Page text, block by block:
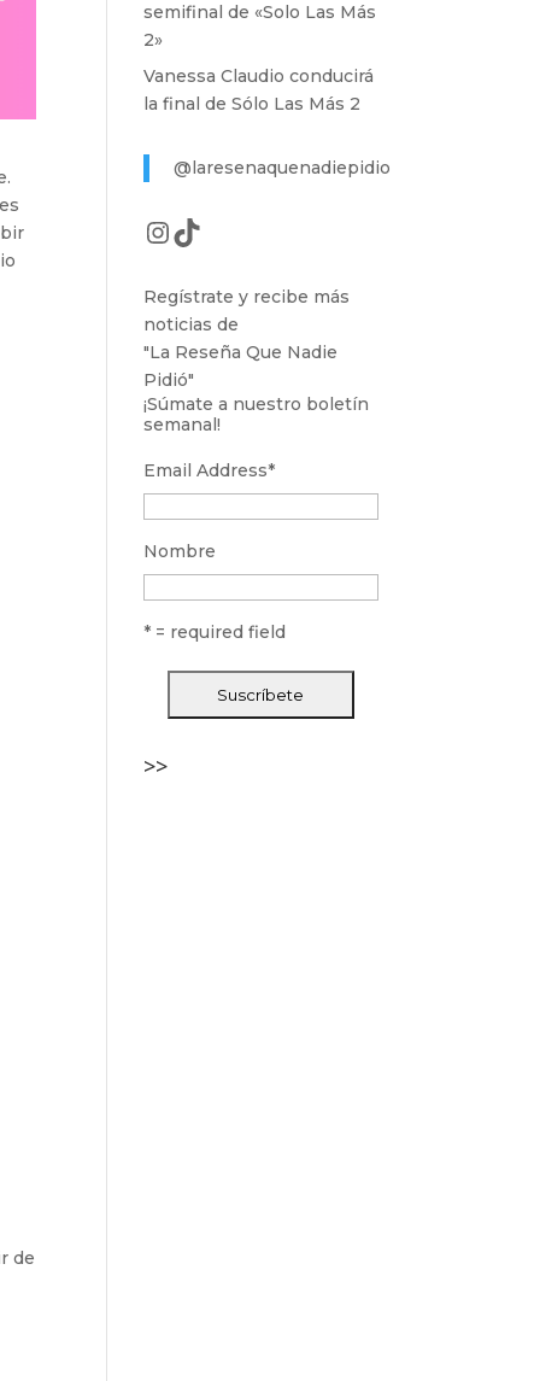
de
semifinal de «Solo Las Más
2»
Vanessa Claudio conducirá
la final de Sólo Las Más 2
@laresenaquenadiepidio
Instagram
TikTok
Regístrate y recibe más
noticias de
"La Reseña Que Nadie
Pidió"
¡Súmate a nuestro boletín
semanal!
Email Address*
Nombre
* = required field
>>